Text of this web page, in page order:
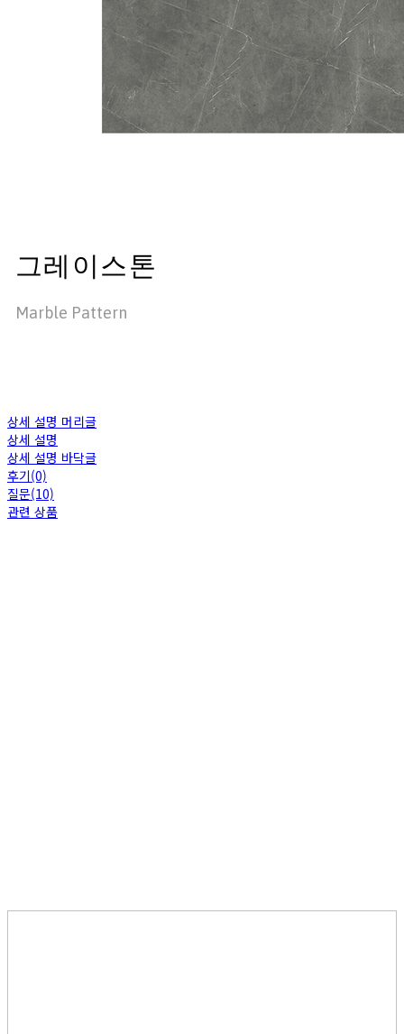
그레이스톤
Marble Pattern
상세 설명 머리글
상세 설명
상세 설명 바닥글
후기(0)
질문(10)
관련 상품